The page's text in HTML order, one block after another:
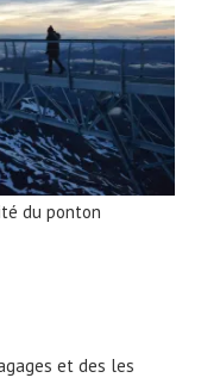
du ponton
et des les